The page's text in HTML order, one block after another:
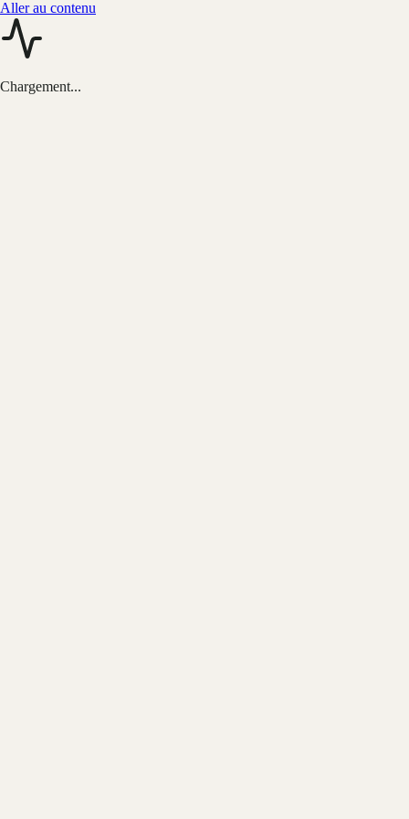
Aller au contenu
Chargement...